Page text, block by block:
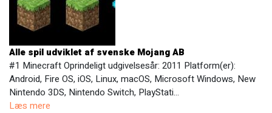
Alle spil udviklet af svenske Mojang AB
#1 Minecraft Oprindeligt udgivelsesår: 2011 Platform(er):
Android, Fire OS, iOS, Linux, macOS, Microsoft Windows, New
Nintendo 3DS, Nintendo Switch, PlayStati…
Læs mere